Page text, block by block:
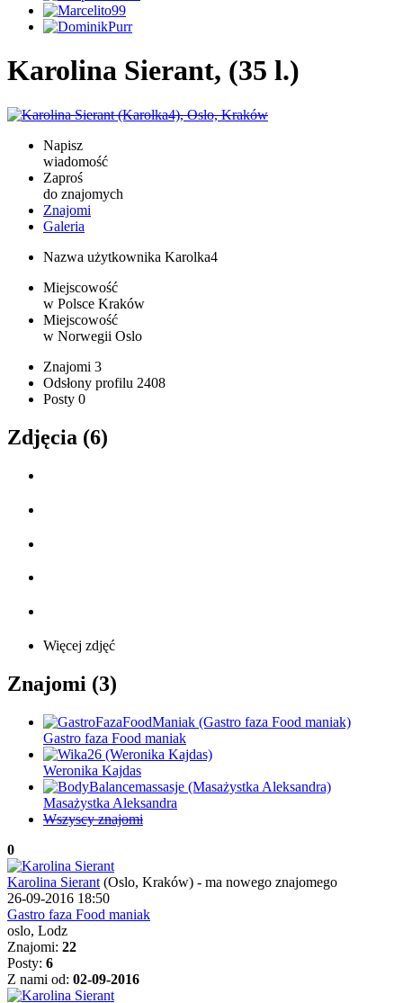
Karolina Sierant, (35 l.)
Napisz
wiadomość
Zaproś
do znajomych
Znajomi
Galeria
Nazwa użytkownika Karolka4
Miejscowość
w Polsce Kraków
Miejscowość
w Norwegii Oslo
Znajomi 3
Odsłony profilu 2408
Posty 0
Zdjęcia (6)
Więcej zdjęć
Znajomi (3)
Gastro faza Food maniak
Weronika Kajdas
Masażystka Aleksandra
Wszyscy znajomi
0
Karolina Sierant (Oslo, Kraków) - ma nowego znajomego
26-09-2016 18:50
Gastro faza Food maniak
oslo, Lodz
Znajomi: 22
Posty: 6
Z nami od: 02-09-2016